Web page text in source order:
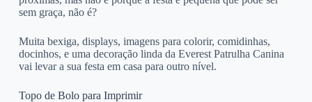
sem graça, não é?
Muita bexiga, displays, imagens para colorir, comidinhas,
docinhos, e uma decoração linda da Everest Patrulha Canina
vai levar a sua festa em casa para outro nível.
Topo de Bolo para Imprimir